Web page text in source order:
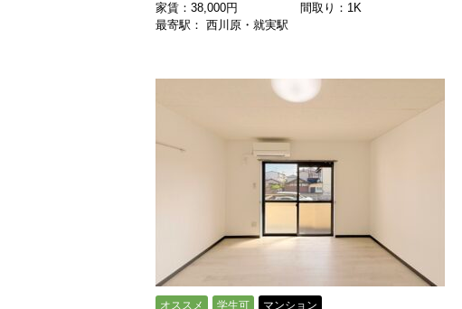
家賃： 38,000円
間取り：1K
最寄駅： 西川原・就実駅
オススメ 学生可 マンション